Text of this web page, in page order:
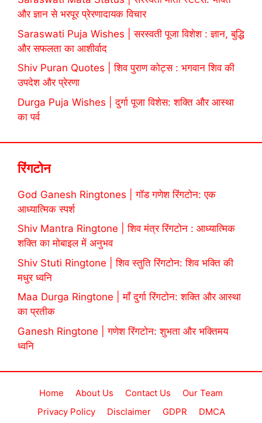
और ज्ञान से भरपूर प्रेरणादायक विचार
Saraswati Puja Wishes | सरस्वती पूजा विशेश : ज्ञान, बुद्धि
और सफलता का आशीर्वाद
Shiv Puran Quotes | शिव पुराण कोट्स : भगवान शिव की
उपदेश और प्रेरणा
Durga Puja Wishes | दुर्गा पूजा विशेस: शक्ति और आस्था
का पर्व
रिंगटोन
God Ganesh Ringtones | गॉड गणेश रिंगटोन: एक
आध्यात्मिक स्पर्श
Shiv Mantra Ringtone | शिव मंत्र रिंगटोन : आध्यात्मिक
शक्ति का मोबाइल में अनुभव
Shiv Stuti Ringtone | शिव स्तुति रिंगटोन: शिव भक्ति की
मधुर ध्वनि
Maa Durga Ringtone | माँ दुर्गा रिंगटोन: शक्ति और आस्था
का प्रतीक
Ganesh Ringtone | गणेश रिंगटोन: शुभता और भक्तिमय
ध्वनि
Home About Us Contact Us
Our Team
Privacy Policy
Disclaimer GDPR DMCA